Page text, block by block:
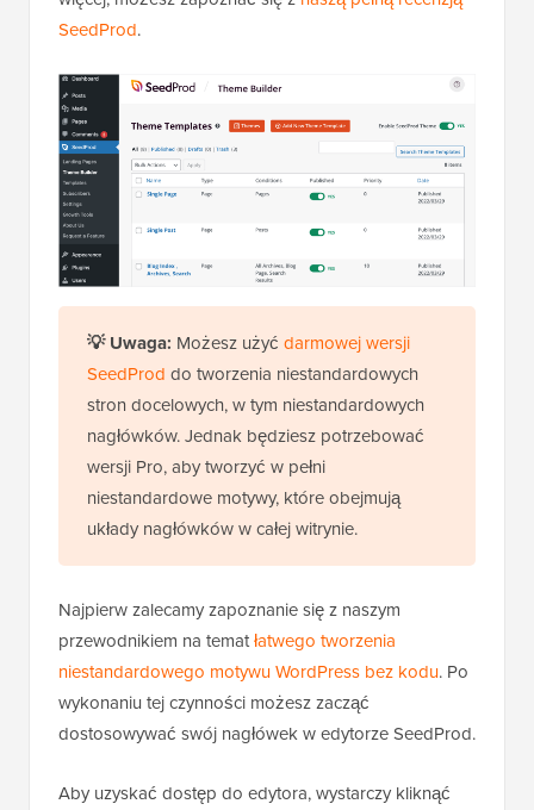
SeedProd.
💡 Uwaga: Możesz użyć darmowej wersji
SeedProd do tworzenia niestandardowych
stron docelowych, w tym niestandardowych
nagłówków. Jednak będziesz potrzebować
wersji Pro, aby tworzyć w pełni
niestandardowe motywy, które obejmują
układy nagłówków w całej witrynie.
Najpierw zalecamy zapoznanie się z naszym
przewodnikiem na tematłatwego tworzenia
niestandardowego motywu WordPress bez kodu. Po
wykonaniu tej czynności możesz zacząć
dostosowywać swój nagłówek w edytorze SeedProd.
Aby uzyskać dostęp do edytora, wystarczy kliknąć